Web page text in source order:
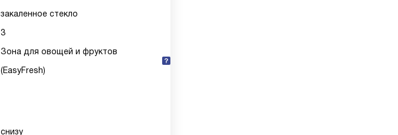
закаленное стекло
3
Зона для овощей и фруктов
(EasyFresh)
снизу